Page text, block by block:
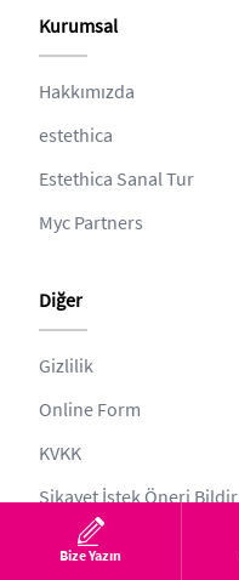
Kurumsal
Hakkımızda
estethica
Estethica Sanal Tur
Myc Partners
Diğer
Gizlilik
Online Form
KVKK
Şikayet İstek Öneri Bildir
Web ve Tıbbi Yayın Kurulu
Bize Yazın